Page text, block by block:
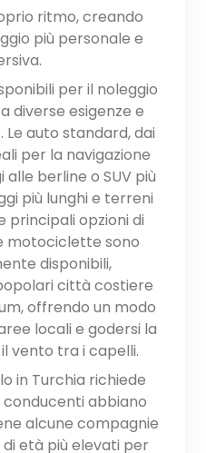
ritmo, creando
più personale e
per il noleggio
diverse esigenze e
auto standard, dai
per la navigazione
berline o SUV più
più lunghi e terreni
principali opzioni di
motociclette sono
disponibili,
città costiere
offrendo un modo
locali e godersi la
vento tra i capelli.
in Turchia richiede
abbiano
alcune compagnie
età più elevati per